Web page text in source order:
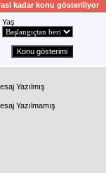
kadar konu gösteriliyor
Yaş
Yazılmış
Yazılmamış